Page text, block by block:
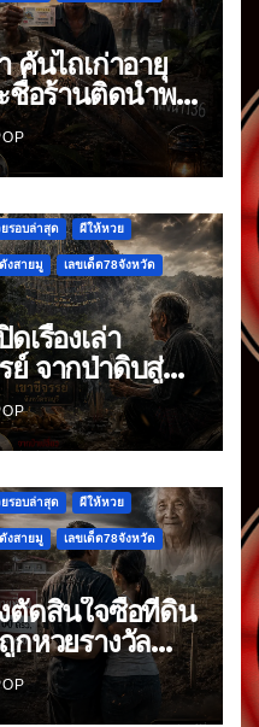
คันไถเก่าอายุ
ชื่อร้านติดนำพา
รอบล่าสุด ผีให้หวย
งสายมู เลขเด็ด78จังหวัด
เรื่องเล่า
ย์ จากป่าดิบสู่
รอบล่าสุด ผีให้หวย
งสายมู เลขเด็ด78จังหวัด
ตัดสินใจซื้อที่ดิน
กหวยรางวัล